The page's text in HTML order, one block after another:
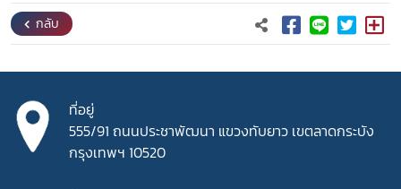
กลับ
ที่อยู่
555/91 ถนนประชาพัฒนา แขวงทับยาว เขตลาดกระบัง
กรุงเทพฯ 10520